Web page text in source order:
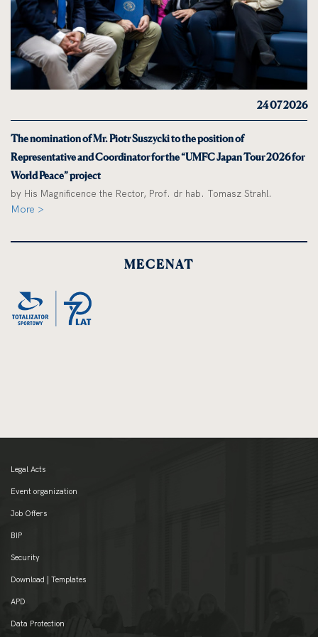
24 07 2026
The nomination of Mr. Piotr Suszycki to the position of
Representative and Coordinator for the “UMFC Japan Tour 2026 for
World Peace” project
by His Magnificence the Rector, Prof. dr hab. Tomasz Strahl.
More >
MECENAT
Legal Acts
Event organization
Job Offers
BIP
Security
Download | Templates
APD
Data Protection